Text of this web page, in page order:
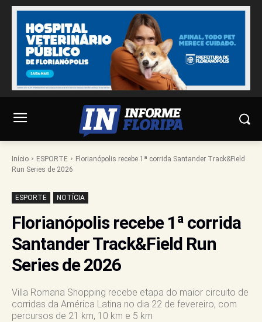
Início ESPORTE
Florianópolis recebe 1ª corrida Santander Track&Field
Run Series de 2026
ESPORTE NOTÍCIA
Florianópolis recebe 1ª corrida
Santander Track&Field Run
Series de 2026
Villa Romana Shopping recebe etapa do maior circuito de
corridas da América Latina no dia 22 de fevereiro, com
percursos de 21 km, 10 km e 5 km